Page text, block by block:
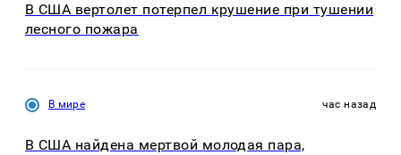
В США вертолет потерпел крушение при тушении
лесного пожара
В мире час назад
В США найдена мертвой молодая пара,